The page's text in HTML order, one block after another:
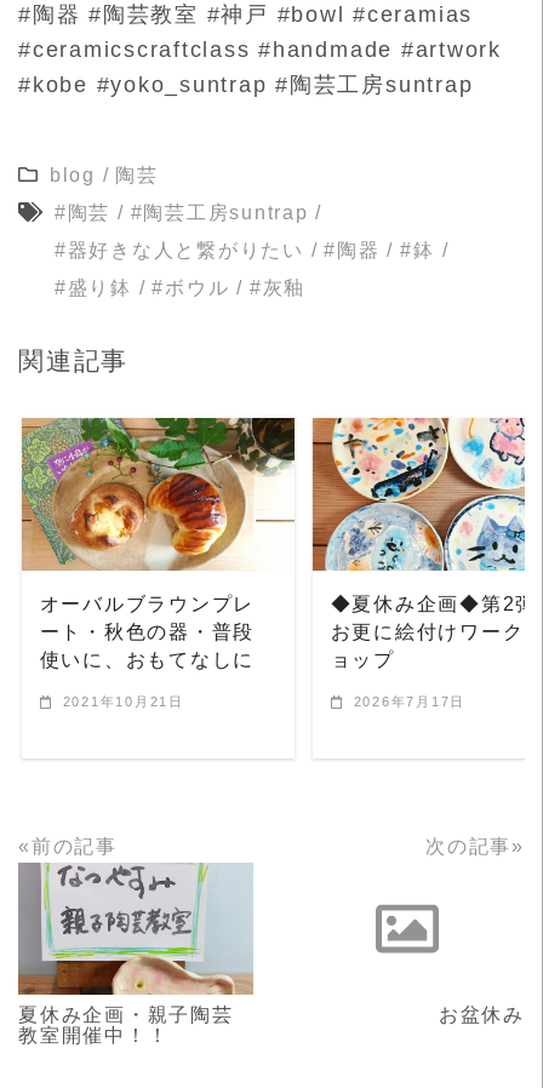
#陶器 #陶芸教室 #神戸 #bowl #ceramias
#ceramicscraftclass #handmade #artwork
#kobe #yoko_suntrap #陶芸工房suntrap
blog / 陶芸
#陶芸 / #陶芸工房suntrap /
#器好きな人と繋がりたい / #陶器 / #鉢 /
#盛り鉢 / #ボウル / #灰釉
関連記事
READ MORE
オーバルブラウンプレ
ート・秋色の器・普段
使いに、おもてなしに
2021年10月21日
READ MORE
◆夏休み企画◆第2
お更に絵付けワーク
ョップ
2026年7月17日
«前の記事
READ MORE
夏休み企画・親子陶芸
教室開催中！！
次の記事»
READ MORE
お盆休み